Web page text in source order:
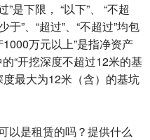
是下限， “以下”、 “不超
于”、“超过”、“不超过”均包
万元以上”是指净资产
“开挖深度不超过12米的基
最大为12米（含）的基坑
是租赁的吗？提供什么